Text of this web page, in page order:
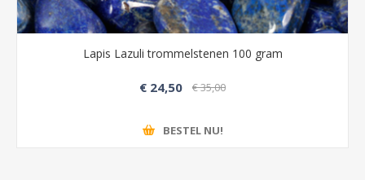
Lapis Lazuli trommelstenen 100 gram
€ 24,50 € 35,00
BESTEL NU!